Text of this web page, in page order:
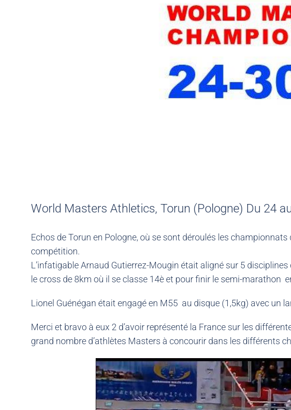
World Masters Athletics, Torun (Pologne) Du 24
Echos de Torun en Pologne, où se sont déroulés les
compétition.
L’infatigable Arnaud Gutierrez-Mougin était aligné sur 5 disciplines
le cross de 8km où il se classe 14è et pour finir le semi-marathon
Lionel Guénégan était engagé en M55 au disque (1,5kg) avec un
Merci et bravo à eux 2 d’avoir représenté la France sur les
grand nombre d’athlètes Masters à concourir dans les différents